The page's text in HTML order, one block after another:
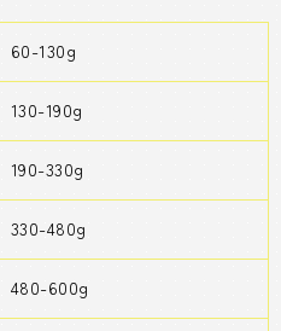
60-130g
130-190g
190-330g
330-480g
480-600g